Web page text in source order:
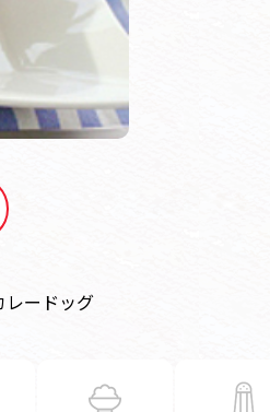
レードッグ